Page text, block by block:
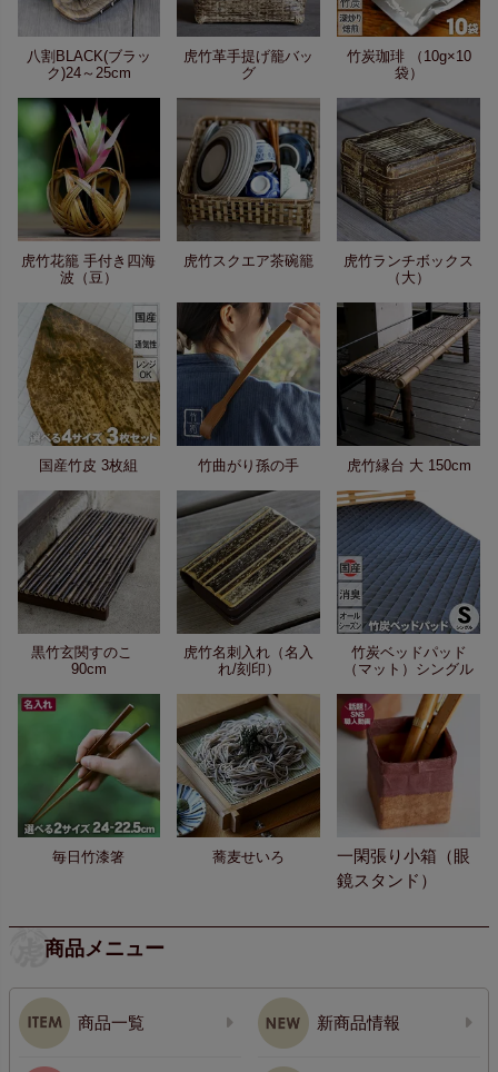
八割BLACK(ブラッ
ク)24～25cm
虎竹革手提げ籠バッ
グ
竹炭珈琲 （10g×10
袋）
虎竹花籠 手付き四海
波（豆）
虎竹スクエア茶碗籠
虎竹ランチボックス
（大）
国産竹皮 3枚組 竹曲がり孫の手 虎竹縁台 大 150cm
黒竹玄関すのこ
90cm
虎竹名刺入れ（名入
れ/刻印）
竹炭ベッドパッド
（マット）シングル
毎日竹漆箸 蕎麦せいろ
一閑張り小箱（眼
鏡スタンド）
商品メニュー
商品一覧 新商品情報